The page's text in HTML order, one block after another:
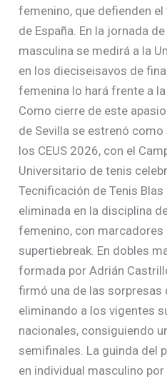
femenino, que defienden
de España. En la jornada
masculina se medirá a la
en los dieciseisavos de
femenina lo hará frente a
Como cierre de este
de Sevilla se estrenó
los CEUS 2026, con el
Universitario de tenis
Tecnificación de Tenis
eliminada en la disciplina
femenino, con marcadores
supertiebreak. En dobles
formada por Adrián
firmó una de las sorpresas
eliminando a los vigentes
nacionales, consiguiendo
semifinales. La guinda del
en individual masculino